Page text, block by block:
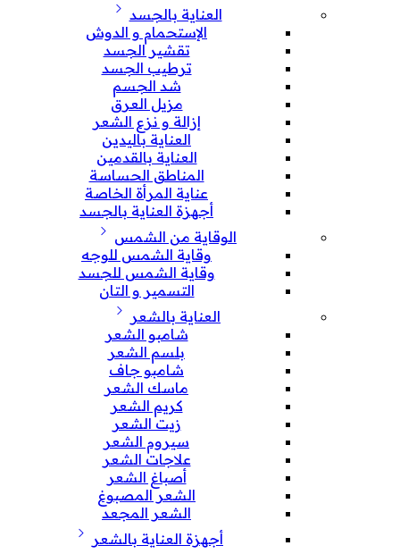
العناية بالجسد
الإستحمام و الدوش
تقشير الجسد
ترطيب الجسد
شد الجسم
مزيل العرق
إزالة و نزع الشعر
العناية باليدين
العناية بالقدمين
المناطق الحساسة
عناية المرأة الخاصة
أجهزة العناية بالجسد
الوقاية من الشمس
وقاية الشمس للوجه
وقاية الشمس للجسد
التسمير و التان
العناية بالشعر
شامبو الشعر
بلسم الشعر
شامبو جاف
ماسك الشعر
كريم الشعر
زيت الشعر
سيروم الشعر
علاجات الشعر
أصباغ الشعر
الشعر المصبوغ
الشعر المجعد
أجهزة العناية بالشعر